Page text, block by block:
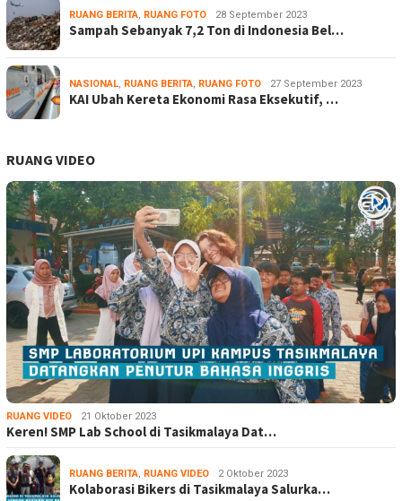
RUANG BERITA, RUANG FOTO 28 September 2023
Sampah Sebanyak 7,2 Ton di Indonesia Bel…
NASIONAL, RUANG BERITA, RUANG FOTO 27 September 2023
KAI Ubah Kereta Ekonomi Rasa Eksekutif, …
RUANG VIDEO
RUANG VIDEO 21 Oktober 2023
Keren! SMP Lab School di Tasikmalaya Dat…
RUANG BERITA, RUANG VIDEO 2 Oktober 2023
Kolaborasi Bikers di Tasikmalaya Salurka…